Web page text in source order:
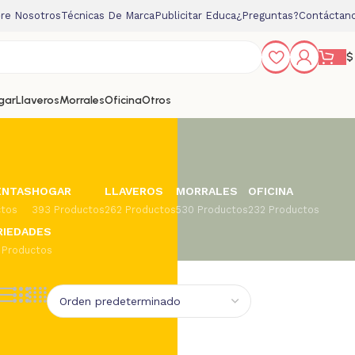
NosotrosTécnicas De MarcaPublicitar Educa¿Preguntas?
$
LlaverosMorralesOficinaOtros
HOGAR
393 Productos
LLAVEROS
262 Productos
MORRALES
530 Productos
OFICINA
232 Productos
Productos